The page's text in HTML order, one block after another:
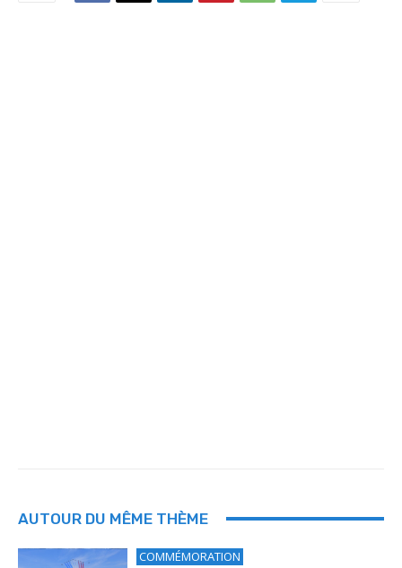
AUTOUR DU MÊME THÈME
COMMÉMORATION